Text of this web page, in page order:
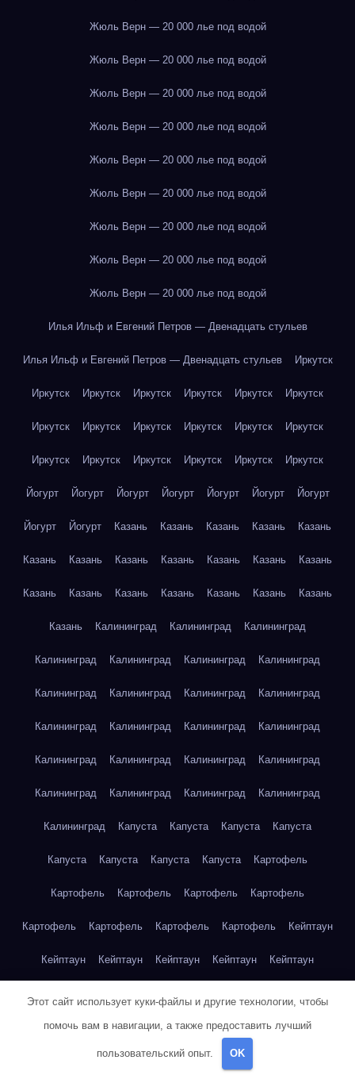
Жюль Верн — 20 000 лье под водой
Жюль Верн — 20 000 лье под водой
Жюль Верн — 20 000 лье под водой
Жюль Верн — 20 000 лье под водой
Жюль Верн — 20 000 лье под водой
Жюль Верн — 20 000 лье под водой
Жюль Верн — 20 000 лье под водой
Жюль Верн — 20 000 лье под водой
Жюль Верн — 20 000 лье под водой
Илья Ильф и Евгений Петров — Двенадцать стульев
Илья Ильф и Евгений Петров — Двенадцать стульев Иркутск
Иркутск Иркутск Иркутск Иркутск Иркутск Иркутск
Иркутск Иркутск Иркутск Иркутск Иркутск Иркутск
Иркутск Иркутск Иркутск Иркутск Иркутск Иркутск
Йогурт Йогурт Йогурт Йогурт Йогурт Йогурт Йогурт
Йогурт Йогурт Казань Казань Казань Казань Казань
Казань Казань Казань Казань Казань Казань Казань
Казань Казань Казань Казань Казань Казань Казань
Казань Калининград Калининград Калининград
Калининград Калининград Калининград Калининград
Калининград Калининград Калининград Калининград
Калининград Калининград Калининград Калининград
Калининград Калининград Калининград Калининград
Калининград Калининград Калининград Калининград
Калининград Капуста Капуста Капуста Капуста
Капуста Капуста Капуста Капуста Картофель
Картофель Картофель Картофель Картофель
Картофель Картофель Картофель Картофель Кейптаун
Кейптаун Кейптаун Кейптаун Кейптаун Кейптаун
Кейптаун Кейптаун Кейптаун Кейптаун Кейптаун
Кейптаун Кейптаун Кейптаун
Этот сайт использует куки-файлы и другие технологии, чтобы
помочь вам в навигации, а также предоставить лучший
пользовательский опыт. OK